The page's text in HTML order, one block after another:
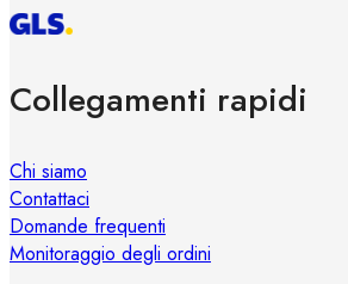
Collegamenti rapidi
Chi siamo
Contattaci
Domande frequenti
Monitoraggio degli ordini